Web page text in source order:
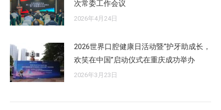
次常委工作会议
2026年4月24日
2026世界口腔健康日活动暨“护牙助成长，
欢笑在中国”启动仪式在重庆成功举办
2026年3月23日